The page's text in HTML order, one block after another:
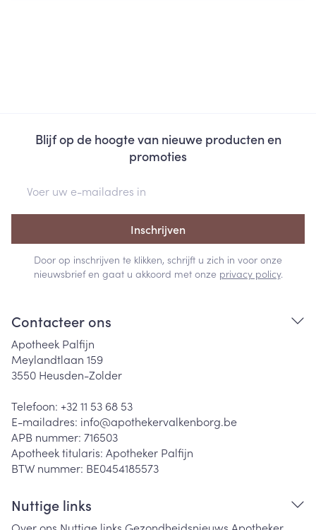
Blijf op de hoogte van nieuwe producten en
promoties
Inschrijven
Door op inschrijven te klikken, schrijft u zich in voor onze
nieuwsbrief en gaat u akkoord met onze privacy policy.
Contacteer ons
Apotheek Palfijn
Meylandtlaan 159
3550 Heusden-Zolder
Telefoon: +32 11 53 68 53
E-mailadres: info@apothekervalkenborg.be
APB nummer: 716503
Apotheek titularis: Apotheker Palfijn
BTW nummer: BE0454185573
Nuttige links